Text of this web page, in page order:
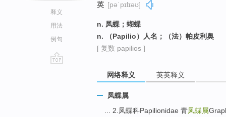
释义
用法
例句
英 [pəˈpɪlɪəʊ]
n. 凤蝶；蝴蝶
n. （Papilio）人名；（法）帕皮利奥
[ 复数 papilios ]
网络释义 英英释义
凤蝶属
... 2.凤蝶科Papilionidae 青凤蝶属